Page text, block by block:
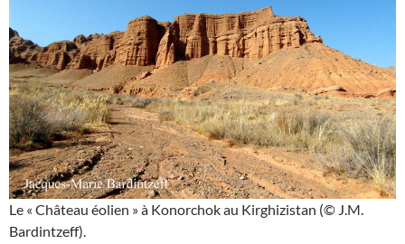
Le « Château éolien » à Konorchok au Kirghizistan (© J.M.
Bardintzeff).